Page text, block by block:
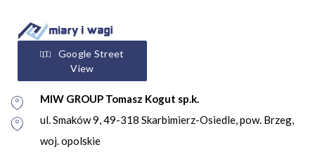
Google Street
View
MIW GROUP Tomasz Kogut sp.k.
ul. Smaków 9, 49-318 Skarbimierz-Osiedle, pow. Brzeg,
woj. opolskie